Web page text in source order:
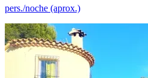
pers./noche (aprox.)